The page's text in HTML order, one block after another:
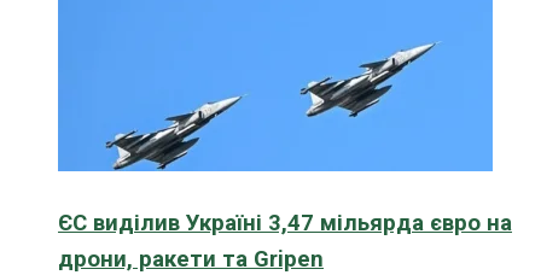
ЄС виділив Україні 3,47 мільярда євро на
дрони, ракети та Gripen